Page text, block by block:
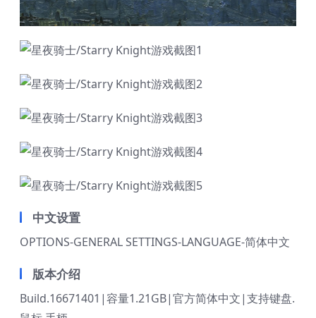
中文设置
OPTIONS-GENERAL SETTINGS-LANGUAGE-简体中文
版本介绍
Build.16671401|容量1.21GB|官方简体中文|支持键盘.